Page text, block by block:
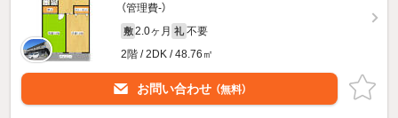
（管理費-）
敷 2.0ヶ月 礼 不要
2階 / 2DK / 48.76㎡
お問い合わせ （無料）